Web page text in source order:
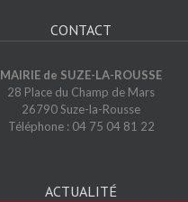
CONTACT
MAIRIE de SUZE-LA-ROUSSE
28 Place du Champ de Mars
26790 Suze-la-Rousse
Téléphone : 04 75 04 81 22
ACTUALITÉ